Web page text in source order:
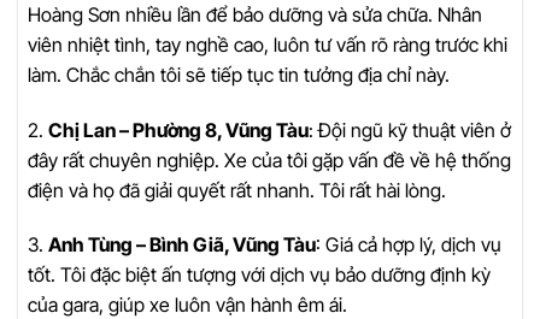
Hoàng Sơn nhiều lần để bảo dưỡng và sửa chữa. Nhân
viên nhiệt tình, tay nghề cao, luôn tư vấn rõ ràng trước khi
làm. Chắc chắn tôi sẽ tiếp tục tin tưởng địa chỉ này.
2. Chị Lan – Phường 8, Vũng Tàu: Đội ngũ kỹ thuật viên ở
đây rất chuyên nghiệp. Xe của tôi gặp vấn đề về hệ thống
điện và họ đã giải quyết rất nhanh. Tôi rất hài lòng.
3. Anh Tùng – Bình Giã, Vũng Tàu: Giá cả hợp lý, dịch vụ
tốt. Tôi đặc biệt ấn tượng với dịch vụ bảo dưỡng định kỳ
của gara, giúp xe luôn vận hành êm ái.